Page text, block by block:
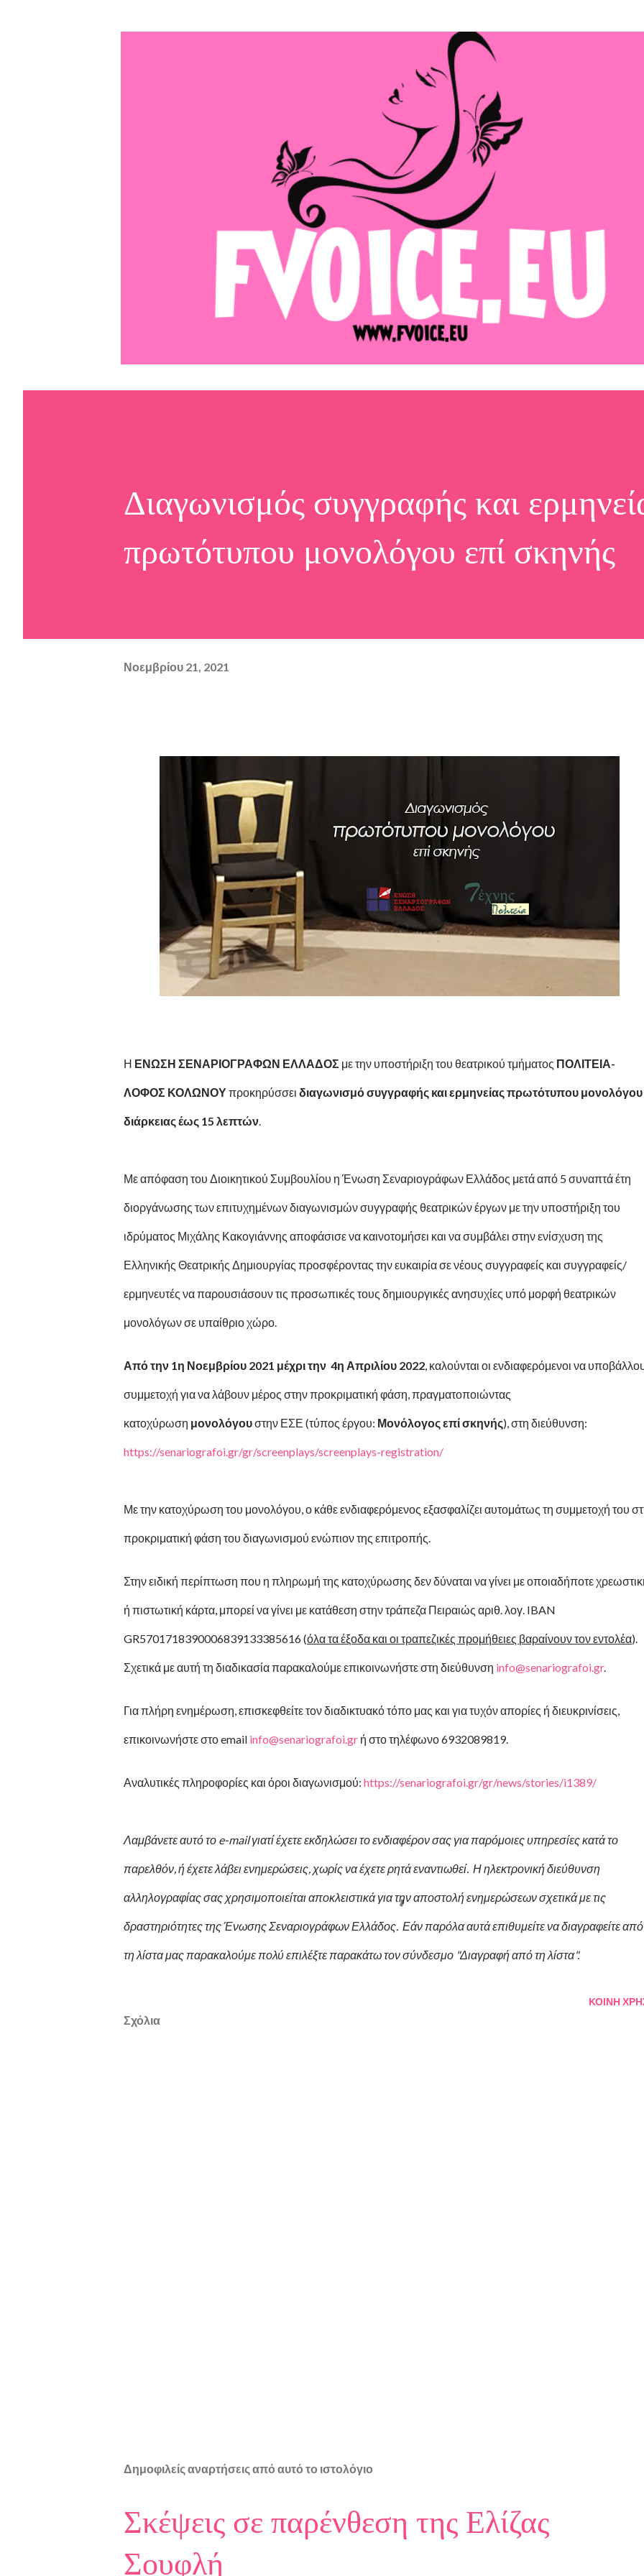
Διαγωνισμός συγγραφής και
πρωτότυπου μονολόγου επί σκηνής
Νοεμβρίου 21, 2021
Η ΕΝΩΣΗ ΣΕΝΑΡΙΟΓΡΑΦΩΝ ΕΛΛΑΔΟΣ με την υποστήριξη του θεατρικού τμήματος ΠΟΛΙΤΕΙΑ-
ΛΟΦΟΣ ΚΟΛΩΝΟΥπροκηρύσσει διαγωνισμό συγγραφής και ερμηνείας πρωτότυπου μονολόγου
διάρκειας έως 15 λεπτών.
Με απόφαση του Διοικητικού Συμβουλίου η Ένωση Σεναριογράφων Ελλάδος μετά από 5 συναπτά έτη
διοργάνωσης των επιτυχημένων διαγωνισμών συγγραφής θεατρικών έργων με την υποστήριξη του
ιδρύματος Μιχάλης Κακογιάννης αποφάσισε να καινοτομήσει και να συμβάλει στην ενίσχυση της
Ελληνικής Θεατρικής Δημιουργίας προσφέροντας την ευκαιρία σε νέους συγγραφείς και συγγραφείς/
ερμηνευτές να παρουσιάσουν τις προσωπικές τους δημιουργικές ανησυχίες υπό μορφή θεατρικών
μονολόγων σε υπαίθριο χώρο.
Από την 1η Νοεμβρίου 2021 μέχρι την 4η Απριλίου 2022, καλούνται οι ενδιαφερόμενοι να
συμμετοχή για να λάβουν μέρος στην προκριματική φάση, πραγματοποιώντας
κατοχύρωση μονολόγουστην ΕΣΕ (τύπος έργου: Μονόλογος επί σκηνής), στη διεύθυνση:
https://senariografoi.gr/gr/screenplays/screenplays-registration/
Με την κατοχύρωση του μονολόγου, ο κάθε ενδιαφερόμενος εξασφαλίζει αυτομάτως τη συμμετοχή του
προκριματική φάση του διαγωνισμού ενώπιον της επιτροπής.
Στην ειδική περίπτωση που η πληρωμή της κατοχύρωσης δεν δύναται να γίνει με οποιαδήποτε
ή πιστωτική κάρτα, μπορεί να γίνει με κατάθεση στην τράπεζα Πειραιώς αριθ. λογ. IBAN
GR5701718390006839133385616 (όλα τα έξοδα και οι τραπεζικές προμήθειες βαραίνουν τον εντολέα).
Σχετικά με αυτή τη διαδικασία παρακαλούμε επικοινωνήστε στη διεύθυνση info@senariografoi.gr.
Για πλήρη ενημέρωση, επισκεφθείτε τον διαδικτυακό τόπο μας και για τυχόν απορίες ή διευκρινίσεις,
επικοινωνήστε στο email info@senariografoi.gr ή στο τηλέφωνο 6932089819.
Αναλυτικές πληροφορίες και όροι διαγωνισμού: https://senariografoi.gr/gr/news/stories/i1389/
Λαμβάνετε αυτό το e-mail γιατί έχετε εκδηλώσει το ενδιαφέρον σας για παρόμοιες υπηρεσίες κατά το
παρελθόν, ή έχετε λάβει ενημερώσεις, χωρίς να έχετε ρητά εναντιωθεί. Η ηλεκτρονική διεύθυνση
αλληλογραφίας σας χρησιμοποιείται αποκλειστικά για την αποστολή ενημερώσεων σχετικά με τις
δραστηριότητες της Ένωσης Σεναριογράφων Ελλάδος. Εάν παρόλα αυτά επιθυμείτε να διαγραφείτε από
τη λίστα μας παρακαλούμε πολύ επιλέξτε παρακάτω τον σύνδεσμο "Διαγραφή από τη λίστα".
ΚΟΙΝΉ
Σχόλια
Δημοφιλείς αναρτήσεις από αυτό το ιστολόγιο
Σκέψεις σε παρένθεση της Ελίζας
Σουφλή